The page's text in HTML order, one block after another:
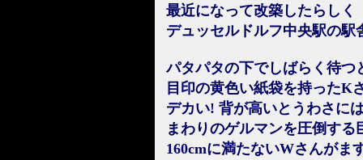
最近になって改築したらしく
デュッセルドルフ中央駅の
パタパタの下でしばらく待つ
目印の黄色い紙袋を持ったK
デカい! 背が高いとうわさに
まわりのゲルマンを圧倒する
160cmに満たないWさんがま